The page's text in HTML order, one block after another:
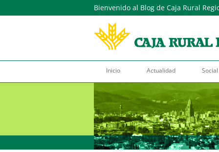
Bienvenido al Blog de Caja Rural
Inicio Actualidad Social